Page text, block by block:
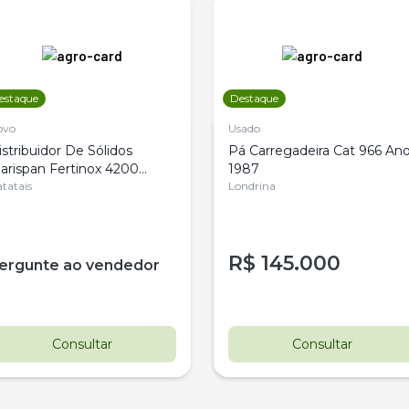
De Sólidos
Fertinox 4200
ao vendedor
Consultar
Destaque
Usado
Pá Carregadeira Cat 966
1987
Londrina
R$ 145.000
Consultar